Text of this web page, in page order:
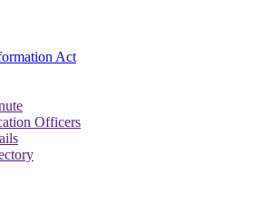
Act
Officers